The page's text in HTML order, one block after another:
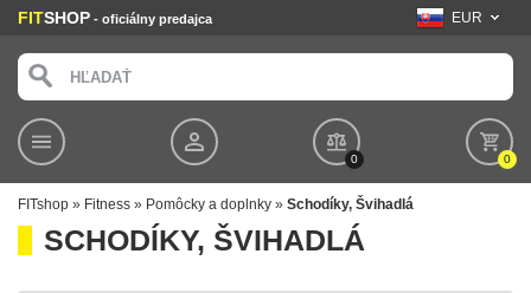
FITSHOP - oficiálny predajca EUR
0 0
FITshop » Fitness » Pomôcky a doplnky » Schodíky, Švihadlá
SCHODÍKY, ŠVIHADLÁ